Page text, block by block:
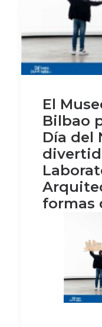
El
Bilbao
Día del
formas